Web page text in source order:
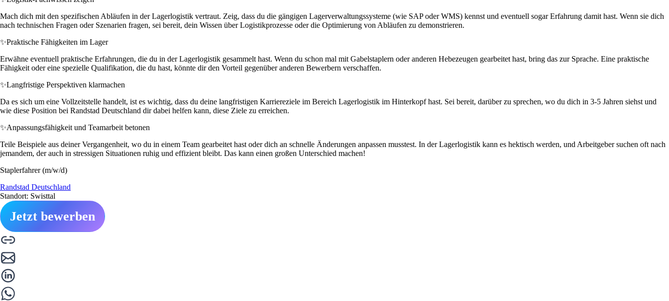
Mach dich mit den spezifischen Abläufen in der Lagerlogistik vertraut. Zeig, dass du die gängigen Lagerverwaltungssysteme (wie SAP oder WMS) kennst und eventuell sogar Erfahrung damit hast. Wenn sie dich
nach technischen Fragen oder Szenarien fragen, sei bereit, dein Wissen über Logistikprozesse oder die Optimierung von Abläufen zu demonstrieren.
✨Praktische Fähigkeiten im Lager
Erwähne eventuell praktische Erfahrungen, die du in der Lagerlogistik gesammelt hast. Wenn du schon mal mit Gabelstaplern oder anderen Hebezeugen gearbeitet hast, bring das zur Sprache. Eine praktische
Fähigkeit oder eine spezielle Qualifikation, die du hast, könnte dir den Vorteil gegenüber anderen Bewerbern verschaffen.
✨Langfristige Perspektiven klarmachen
Da es sich um eine Vollzeitstelle handelt, ist es wichtig, dass du deine langfristigen Karriereziele im Bereich Lagerlogistik im Hinterkopf hast. Sei bereit, darüber zu sprechen, wo du dich in 3-5 Jahren siehst und
wie diese Position bei Randstad Deutschland dir dabei helfen kann, diese Ziele zu erreichen.
✨Anpassungsfähigkeit und Teamarbeit betonen
Teile Beispiele aus deiner Vergangenheit, wo du in einem Team gearbeitet hast oder dich an schnelle Änderungen anpassen musstest. In der Lagerlogistik kann es hektisch werden, und Arbeitgeber suchen oft nach
jemandem, der auch in stressigen Situationen ruhig und effizient bleibt. Das kann einen großen Unterschied machen!
Staplerfahrer (m/w/d)
Randstad Deutschland
Standort: Swisttal
Jetzt bewerben